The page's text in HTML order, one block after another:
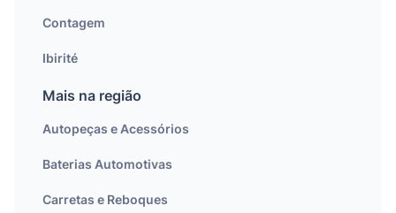
Contagem
Ibirité
Mais na região
Autopeças e Acessórios
Baterias Automotivas
Carretas e Reboques